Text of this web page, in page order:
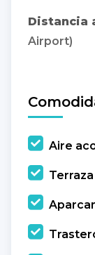
Distancia
Airport)
Aire
Terraza